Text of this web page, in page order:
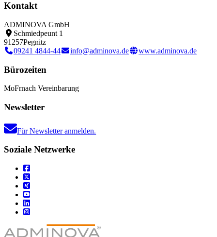
Kontakt
ADMINOVA GmbH
Schmiedpeunt 1
91257Pegnitz
09241 4844-44
info@adminova.de www.adminova.de
Bürozeiten
MoFrnach Vereinbarung
Newsletter
Für Newsletter anmelden.
Soziale Netzwerke